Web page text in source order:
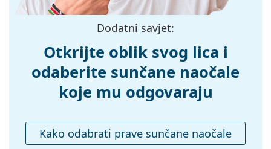
Ne
Ne
Dodaci
Da
čišćenje:
Da
Dodatni savjet:
Otkrijte oblik svog lica i
odaberite sunčane naočale
koje mu odgovaraju
Kako odabrati prave sunčane naočale